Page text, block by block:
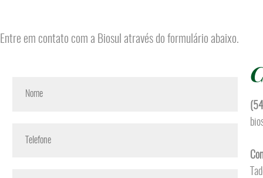
Entre em contato com a Biosul através do formulário abaixo.